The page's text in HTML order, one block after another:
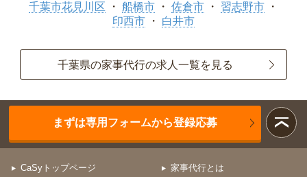
千葉市花見川区 船橋市 佐倉市
習志野市
印西市
白井市
千葉県の家事代行の求人一覧を見る
まずは専用フォームから登録応募
CaSyトップページ 家事代行とは